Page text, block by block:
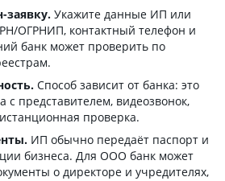
заявку. Укажите данные ИП или
ОГРНИП, контактный телефон и
банк может проверить по
Способ зависит от банка: это
с представителем, видеозвонок,
проверка.
ИП обычно передаёт паспорт и
бизнеса. Для ООО банк может
о директоре и учредителях,